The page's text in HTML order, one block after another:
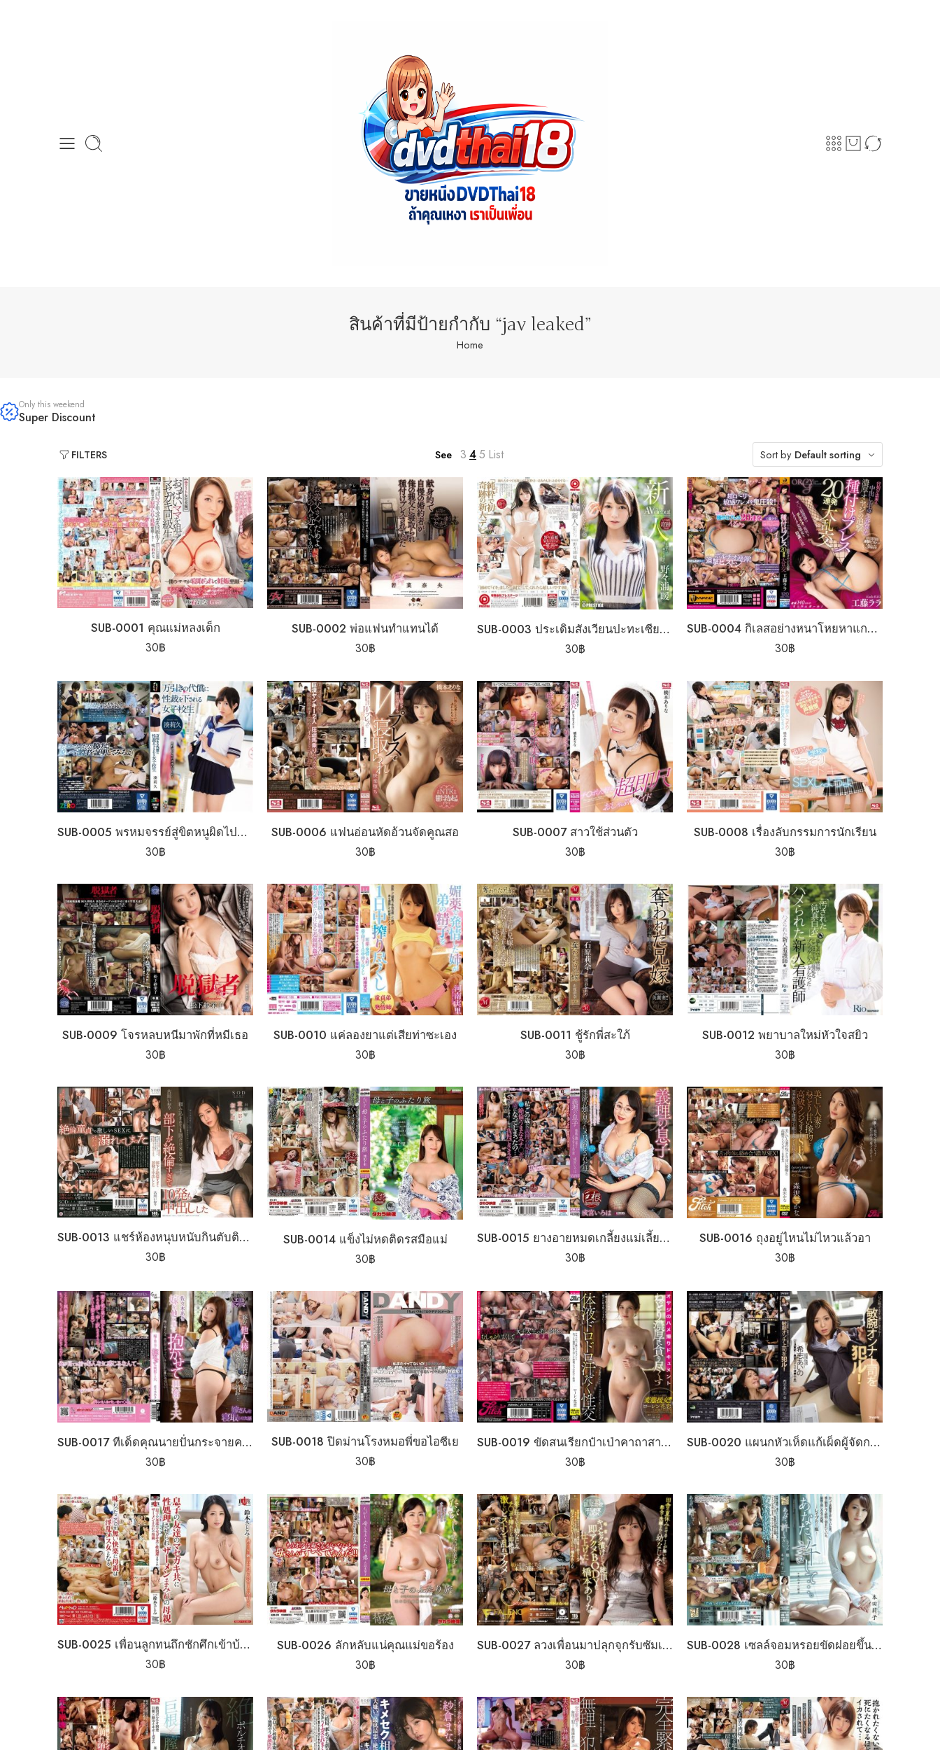
สินค้าที่มีป้ายกำกับ “jav leaked”
Home
Only this weekend
Super Discount
FILTERS See 3 45 List Sort by Default sorting
SUB-0001 คุณแม่หลงเด็ก
30฿
SUB-0002 พ่อแฟนทำแทนได้
30฿
SUB-0003 ประเดิมสังเวียนปะทะเซียนเสมอหู
30฿
SUB-0004 กิเลสอย่างหนาโหยหาแกงแบง
30฿
SUB-0005 พรหมจรรย์สู่ขิตหนูผิดไปแล้ว
30฿
SUB-0006 แฟนอ่อนหัดอ้วนจัดคูณสอ
30฿
SUB-0007 สาวใช้ส่วนตัว
30฿
SUB-0008 เรื่องลับกรรมการนักเรียน
30฿
SUB-0009 โจรหลบหนีมาพักที่หมีเธอ
30฿
SUB-0010 แค่ลองยาแต่เสียท่าซะเอง
30฿
SUB-0011 ชู้รักพี่สะใภ้
30฿
SUB-0012 พยาบาลใหม่หัวใจสยิว
30฿
SUB-0013 แชร์ห้องหนุบหนับกินตับติดลม
30฿
SUB-0014 แข็งไม่หดติดรสมือแม่
30฿
SUB-0015 ยางอายหมดเกลี้ยงแม่เลี้ยงรอบจัด
30฿
SUB-0016 ถุงอยู่ไหนไม่ไหวแล้วอา
30฿
SUB-0017 ทีเด็ดคุณนายปั่นกระจายคนสู้ชีวิต
30฿
SUB-0018 ปิดม่านโรงหมอพี่ขอไอซีเย
30฿
SUB-0019 ขัดสนเรียกป๋าเป่าคาถาสายซัพพอร์ท
30฿
SUB-0020 แผนกหัวเห็ดแก้เผ็ดผู้จัดการโหด
30฿
SUB-0025 เพื่อนลูกทนถึกชักศึกเข้าบ้าน
30฿
SUB-0026 ลักหลับแน่คุณแม่ขอร้อง
30฿
SUB-0027 ลวงเพื่อนมาปลุกจุกรับซัมเมอร์
30฿
SUB-0028 เซลล์จอมหรอยขัดฝอยขึ้นหม้อ
30฿